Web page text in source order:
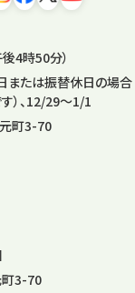
121
4時50分）
または振替休日の場合
）、12/29～1/1
町3-70
3-70